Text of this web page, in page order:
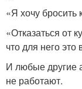
«Я хочу бросить
«Отказаться от
что для него
И любые другие
не работают.